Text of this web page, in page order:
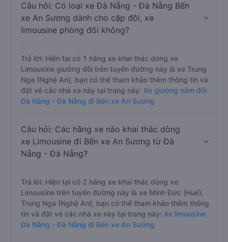
Câu hỏi: Có loại xe Đà Nẵng - Đà Nẵng Bến
xe An Sương dành cho cặp đôi, xe
limousine phòng đôi không?
Trả lời: Hiện tại có 1 hãng xe khai thác dòng xe
Limousine giường đôi trên tuyến đường này là xe Trung
Nga (Nghệ An), bạn có thể tham khảo thêm thông tin và
đặt vé các nhà xe này tại trang này: Xe giường nằm đôi
Đà Nẵng - Đà Nẵng đi Bến xe An Sương
Câu hỏi: Các hãng xe nào khai thác dòng
xe Limousine đi Bến xe An Sương từ Đà
Nẵng - Đà Nẵng?
Trả lời: Hiện tại có 2 hãng xe khai thác dòng xe
Limousine trên tuyến đường này là xe Minh Đức (Huế),
Trung Nga (Nghệ An), bạn có thể tham khảo thêm thông
tin và đặt vé các nhà xe này tại trang này: Xe limousine
Đà Nẵng - Đà Nẵng đi Bến xe An Sương